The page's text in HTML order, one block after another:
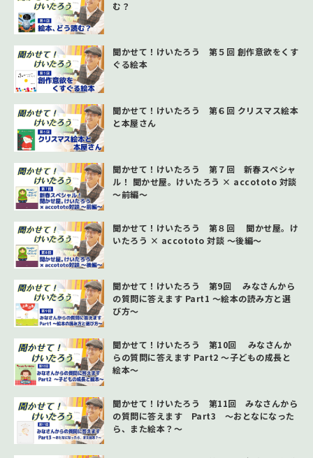
む？
聞かせて！けいたろう 第５回 創作意欲をくす
ぐる絵本
聞かせて！けいたろう 第６回 クリスマス絵本
と本屋さん
聞かせて！けいたろう 第７回 新春スペシャ
ル！ 聞かせ屋。けいたろう × accototo 対談
～前編～
聞かせて！けいたろう 第８回 聞かせ屋。け
いたろう × accototo 対談 ～後編～
聞かせて！けいたろう 第9回 みなさんから
の質問に答えます Part1 ～絵本の読み方と選
び方～
聞かせて！けいたろう 第10回 みなさんか
らの質問に答えます Part2 ～子どもの成長と
絵本～
聞かせて！けいたろう 第11回 みなさんから
の質問に答えます Part3 ～おとなになった
ら、また絵本？～